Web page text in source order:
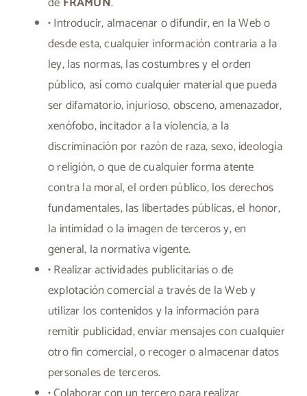
• Introducir, almacenar o difundir, en la Web o
desde esta, cualquier información contraria a la
ley, las normas, las costumbres y el orden
público, así como cualquier material que pueda
ser difamatorio, injurioso, obsceno, amenazador,
xenófobo, incitador a la violencia, a la
discriminación por razón de raza, sexo, ideología
o religión, o que de cualquier forma atente
contra la moral, el orden público, los derechos
fundamentales, las libertades públicas, el honor,
la intimidad o la imagen de terceros y, en
general, la normativa vigente.
• Realizar actividades publicitarias o de
explotación comercial a través de la Web y
utilizar los contenidos y la información para
remitir publicidad, enviar mensajes con cualquier
otro fin comercial, o recoger o almacenar datos
personales de terceros.